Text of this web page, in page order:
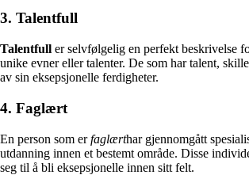
3. Talentfull
Talentfull er selvfølgelig en perfekt beskrivelse
unike evner eller talenter. De som har talent,
av sin eksepsjonelle ferdigheter.
4. Faglært
En person som erfaglærthar gjennomgått
utdanning innen et bestemt område. Disse
seg til å bli eksepsjonelle innen sitt felt.